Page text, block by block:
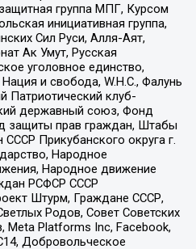
группа МПГ, Курсом
инициативная группа,
Сил Руси, Алля-Аят,
Ак Умут, Русская
уголовное единство,
и свобода, W.H.С., Фалунь
Патриотический клуб-
державный союз, Фонд
защиты прав граждан, Штабы
Прикубанского округа г.
Народное
Народное движение
РСФСР СССР
Штурм, Граждане СССР,
Родов, Совет Советских
Meta Platforms Inc, Facebook,
Добровольческое